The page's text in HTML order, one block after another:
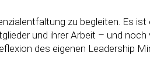
zu begleiten. Es
und ihrer Arbeit – und
des eigenen Leadership